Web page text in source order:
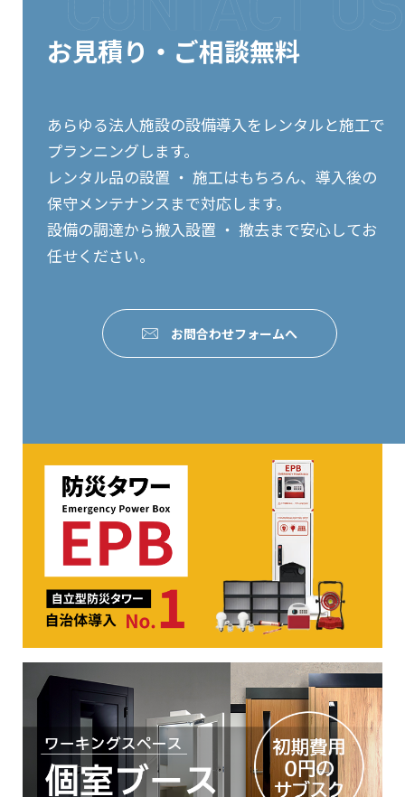
お見積り・ご相談無料
あらゆる法人施設の設備導入をレンタルと施工で
プランニングします。
レンタル品の設置 ・ 施工はもちろん、導入後の
保守メンテナンスまで対応します。
設備の調達から搬入設置 ・ 撤去まで安心してお
任せください。
お問合わせフォームへ